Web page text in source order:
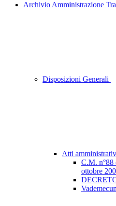
Archivio Amministrazione
Disposizioni Generali
Atti
C.M. n°88
ottobre